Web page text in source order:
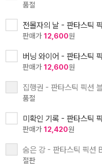
품절
전몰자의 날 - 판타스틱
판매가 12,600원
버닝 와이어 - 판타스틱
판매가 12,600원
집행권 - 판타스틱 픽션
품절
미확인 기록 - 판타스틱
판매가 12,420원
숨은 강 - 판타스틱 픽션
절판